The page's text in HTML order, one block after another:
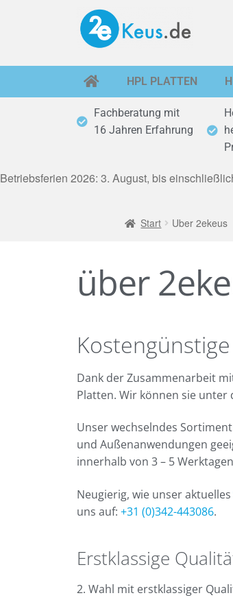
HPL PLATTEN
Fachberatung mit
16 Jahren Erfahrung
Betriebsferien 2026: 3. August, bis
Start Uber 2ekeus
über
Dank der Zusammenarbeit
Platten. Wir können sie unter
Unser wechselndes
und Außenanwendungen
innerhalb von 3 – 5
Neugierig, wie unser aktuelles
uns auf: +31 (0)342-443086.
Erstklassige
2. Wahl mit erstklassiger